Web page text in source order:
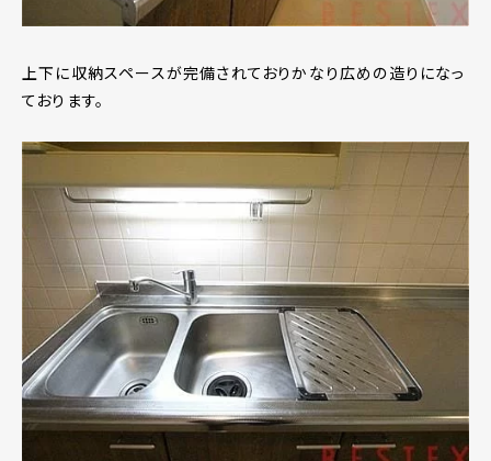
上下に収納スペースが完備されておりかなり広めの造りになっ
ております。